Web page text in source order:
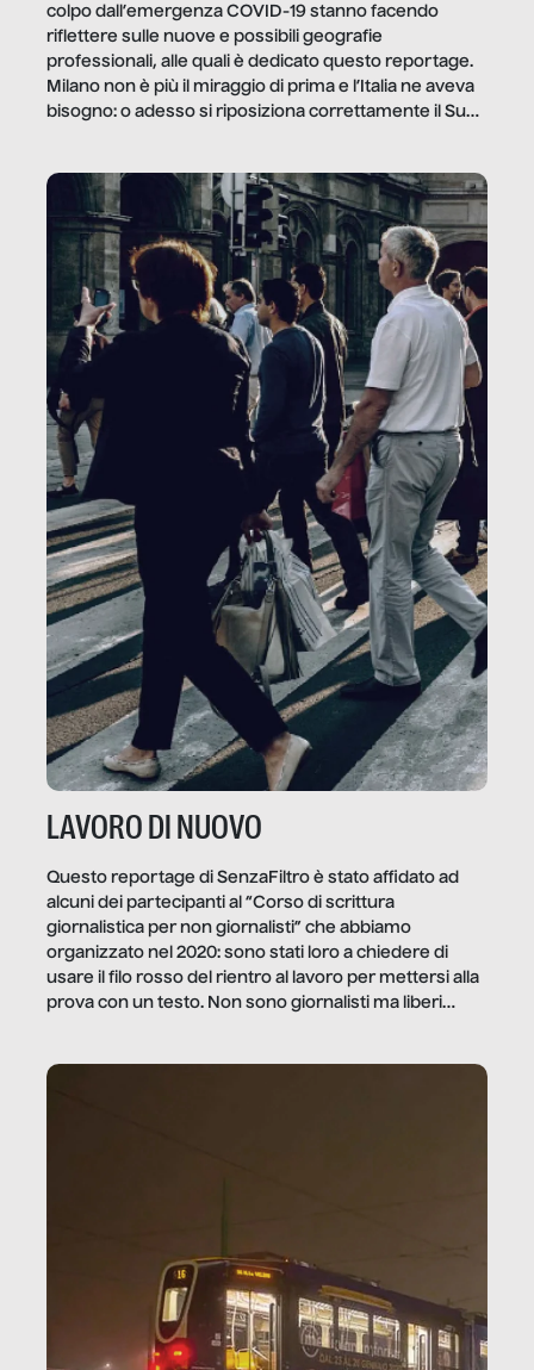
colpo dall’emergenza COVID-19 stanno facendo
riflettere sulle nuove e possibili geografie
professionali, alle quali è dedicato questo reportage.
Milano non è più il miraggio di prima e l’Italia ne aveva
bisogno: o adesso si riposiziona correttamente il Sud
LAVORO DI NUOVO
Questo reportage di SenzaFiltro è stato affidato ad
alcuni dei partecipanti al “Corso di scrittura
giornalistica per non giornalisti” che abbiamo
organizzato nel 2020: sono stati loro a chiedere di
usare il filo rosso del rientro al lavoro per mettersi alla
prova con un testo. Non sono giornalisti ma liberi